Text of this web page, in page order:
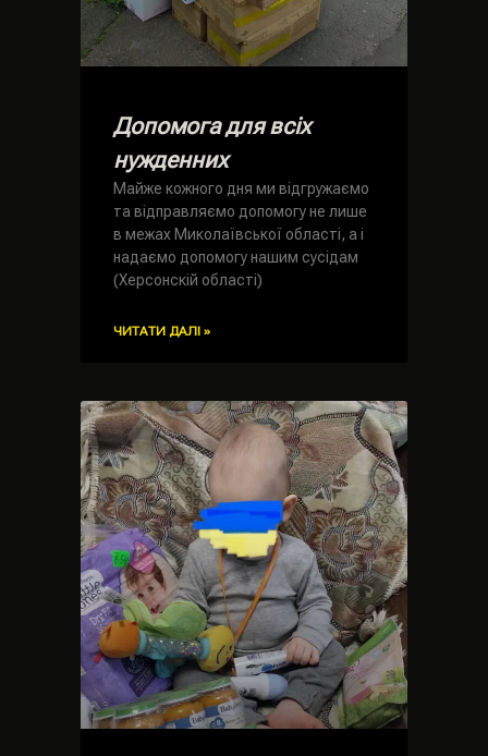
Допомога для всіх
нужденних
Майже кожного дня ми відгружаємо
та відправляємо допомогу не лише
в межах Миколаївської області, а і
надаємо допомогу нашим сусідам
(Херсонскій області)
ЧИТАТИ ДАЛІ »